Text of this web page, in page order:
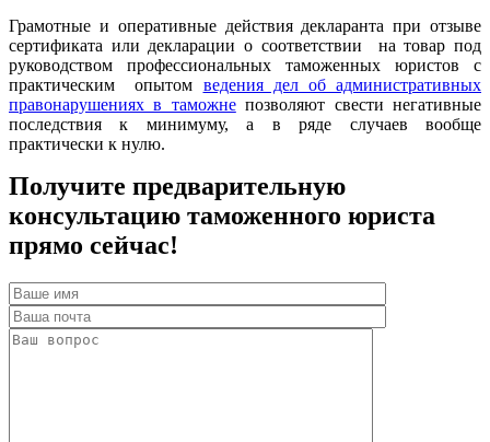
Грамотные и оперативные действия декларанта при отзыве
сертификата или декларации о соответствии на товар под
руководством профессиональных таможенных юристов с
практическим опытом ведения дел об административных
правонарушениях в таможнепозволяют свести негативные
последствия к минимуму, а в ряде случаев вообще
практически к нулю.
Получите предварительную
консультацию таможенного юриста
прямо сейчас!